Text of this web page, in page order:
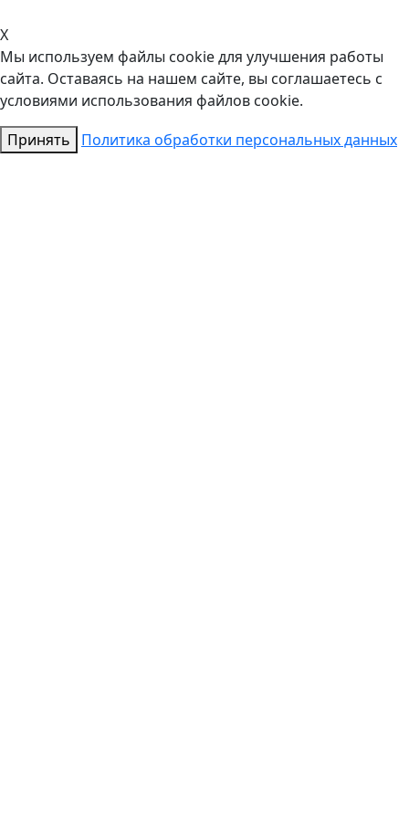
X
Мы используем файлы cookie для улучшения работы
сайта. Оставаясь на нашем сайте, вы соглашаетесь с
условиями использования файлов cookie.
Принять
Политика обработки персональных данных